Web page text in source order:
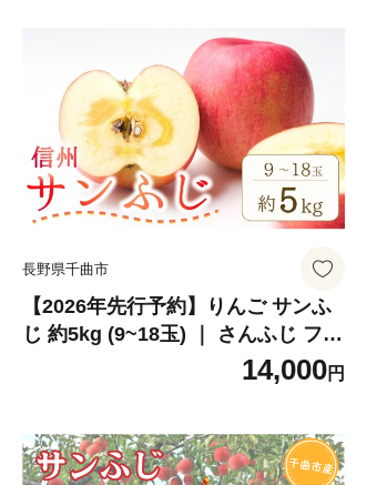
長野県千曲市
【2026年先行予約】りんご サンふ
じ 約5kg (9~18玉) ｜ さんふじ フル
ーツ 果物 信州りんご 産地直送 千曲
14,000円